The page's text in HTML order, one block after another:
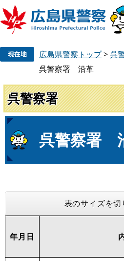
先
頭
で
す
を
飛
ば
し
文
広島県警察トップ>呉
呉警察署 沿革
呉警察署
文
呉警察署
表のサイズを切
年月日